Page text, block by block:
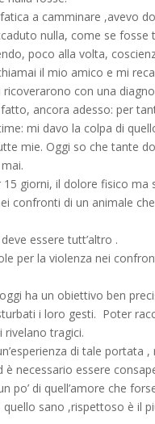
a camminare ,avevo
nulla, come se
poco alla volta,
il mio amico e mi
con una
ancora adesso: per
mi davo la colpa di
mie. Oggi so che tante
15 giorni, il dolore fisico
confronti di un animale
essere tutt’altro .
per la violenza nei
ha un obiettivo ben
i loro gesti. Poter
rivelano tragici.
di tale portata
è necessario essere
po’ di quell’amore che
sano ,rispettoso è il